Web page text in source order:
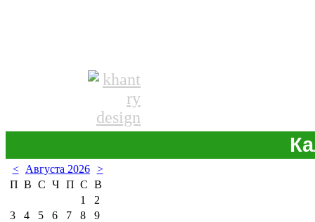
< Августа 2026 >
П В С Ч П С В
1
2
3
4 5 6 7 8
9